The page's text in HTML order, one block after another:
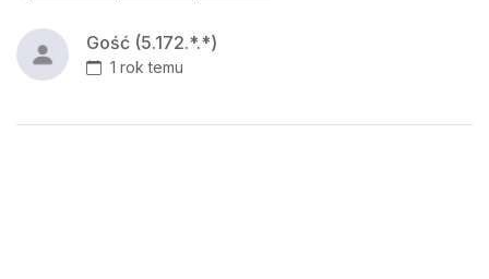
Gość (5.172.*.*)
1 rok temu